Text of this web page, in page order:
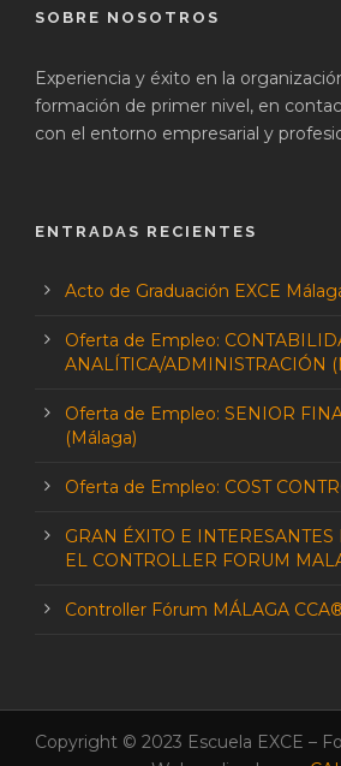
SOBRE NOSOTROS
Experiencia y éxito en la
formación de primer nivel, en
con el entorno empresarial y
ENTRADAS RECIENTES
Acto de Graduación EXCE
Oferta de Empleo:
ANALÍTICA/ADMINISTRACIÓN
Oferta de Empleo: SENIOR
(Málaga)
Oferta de Empleo: COST
GRAN ÉXITO E
EL CONTROLLER FORUM
Controller Fórum MÁLAGA
Copyright © 2023 Escuela EXCE –